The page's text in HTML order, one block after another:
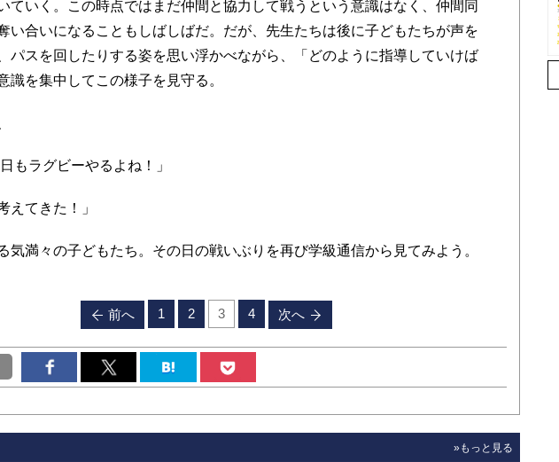
ていく。この時点ではまだ仲間と協力して戦うという意識はなく、仲間同
い合いになることもしばしばだ。だが、先生たちは後に子どもたちが声を
パスを回したりする姿を思い浮かべながら、「どのように指導していけば
識を集中してこの様子を見守る。
もラグビーやるよね！」
てきた！」
満々の子どもたち。その日の戦いぶりを再び学級通信から見てみよう。
前へ 1 2 3 4 次へ
»もっと見る